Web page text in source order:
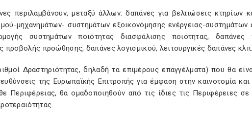
περιλαμβάνουν, μεταξύ άλλων: δαπάνες για βελτιώσεις κτηρίων
μηχανημάτων- συστημάτων εξοικονόμησης ενέργειας-συστημάτων
συστημάτων ποιότητας διασφάλισης ποιότητας, δαπάνες
προβολής προώθησης, δαπάνες λογισμικού, λειτουργικές δαπάνες κλπ.
Δραστηριότητας, δηλαδή τα επιμέρους επαγγέλματα) που θα
της Ευρωπαϊκής Επιτροπής για έμφαση στην καινοτομία
Περιφέρειας, θα ομαδοποιηθούν από τις ίδιες τις Περιφέρειες σε